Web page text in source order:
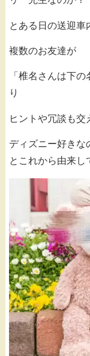
とある日の送迎車
複数のお友達が
「椎名さんは下
り
ヒントや冗談も交
ディズニー好きな
とこれから由来し